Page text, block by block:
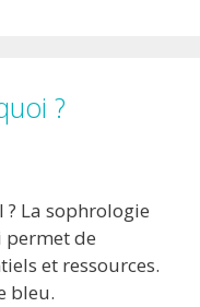
?
? La sophrologie
de
et ressources.
bleu.